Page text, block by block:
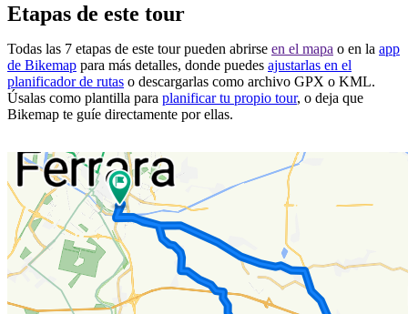
Etapas de este tour
Todas las 7 etapas de este tour pueden abrirse en el mapa o en la app
de Bikemap para más detalles, donde puedes ajustarlas en el
planificador de rutas o descargarlas como archivo GPX o KML.
Úsalas como plantilla para planificar tu propio tour, o deja que
Bikemap te guíe directamente por ellas.